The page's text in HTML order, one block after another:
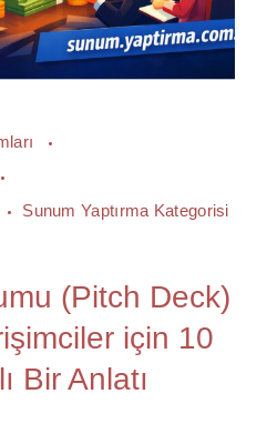
Sunum Yaptırma Kategorisi
(Pitch Deck)
için 10
Bir Anlatı